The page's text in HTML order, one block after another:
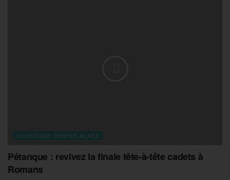
AUVERGNE-RHONE-ALPES
Pétanque : revivez la finale tête-à-tête cadets à
Romans